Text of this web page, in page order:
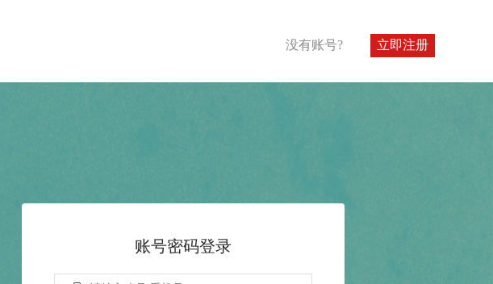
没有账号? 立即注册
账号密码登录